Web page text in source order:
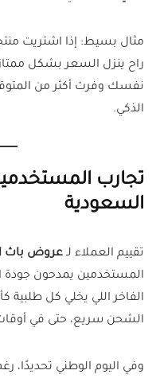
راح ينزل السعر بشكل
نفسك وفرت أكثر من
الذكي.
تجارب
السعودية
تقييم العملاء لـعروض باث
المستخدمين يمدحون جودة
الفاخر اللي يخلي كل طلبية
الشحن سريع، حتى في
وفي اليوم الوطني تحديدًا،